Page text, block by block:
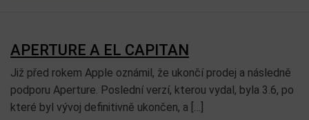
APERTURE A EL CAPITAN
Již před rokem Apple oznámil, že ukončí prodej a následně
podporu Aperture. Poslední verzí, kterou vydal, byla 3.6, po
které byl vývoj definitivně ukončen, a […]